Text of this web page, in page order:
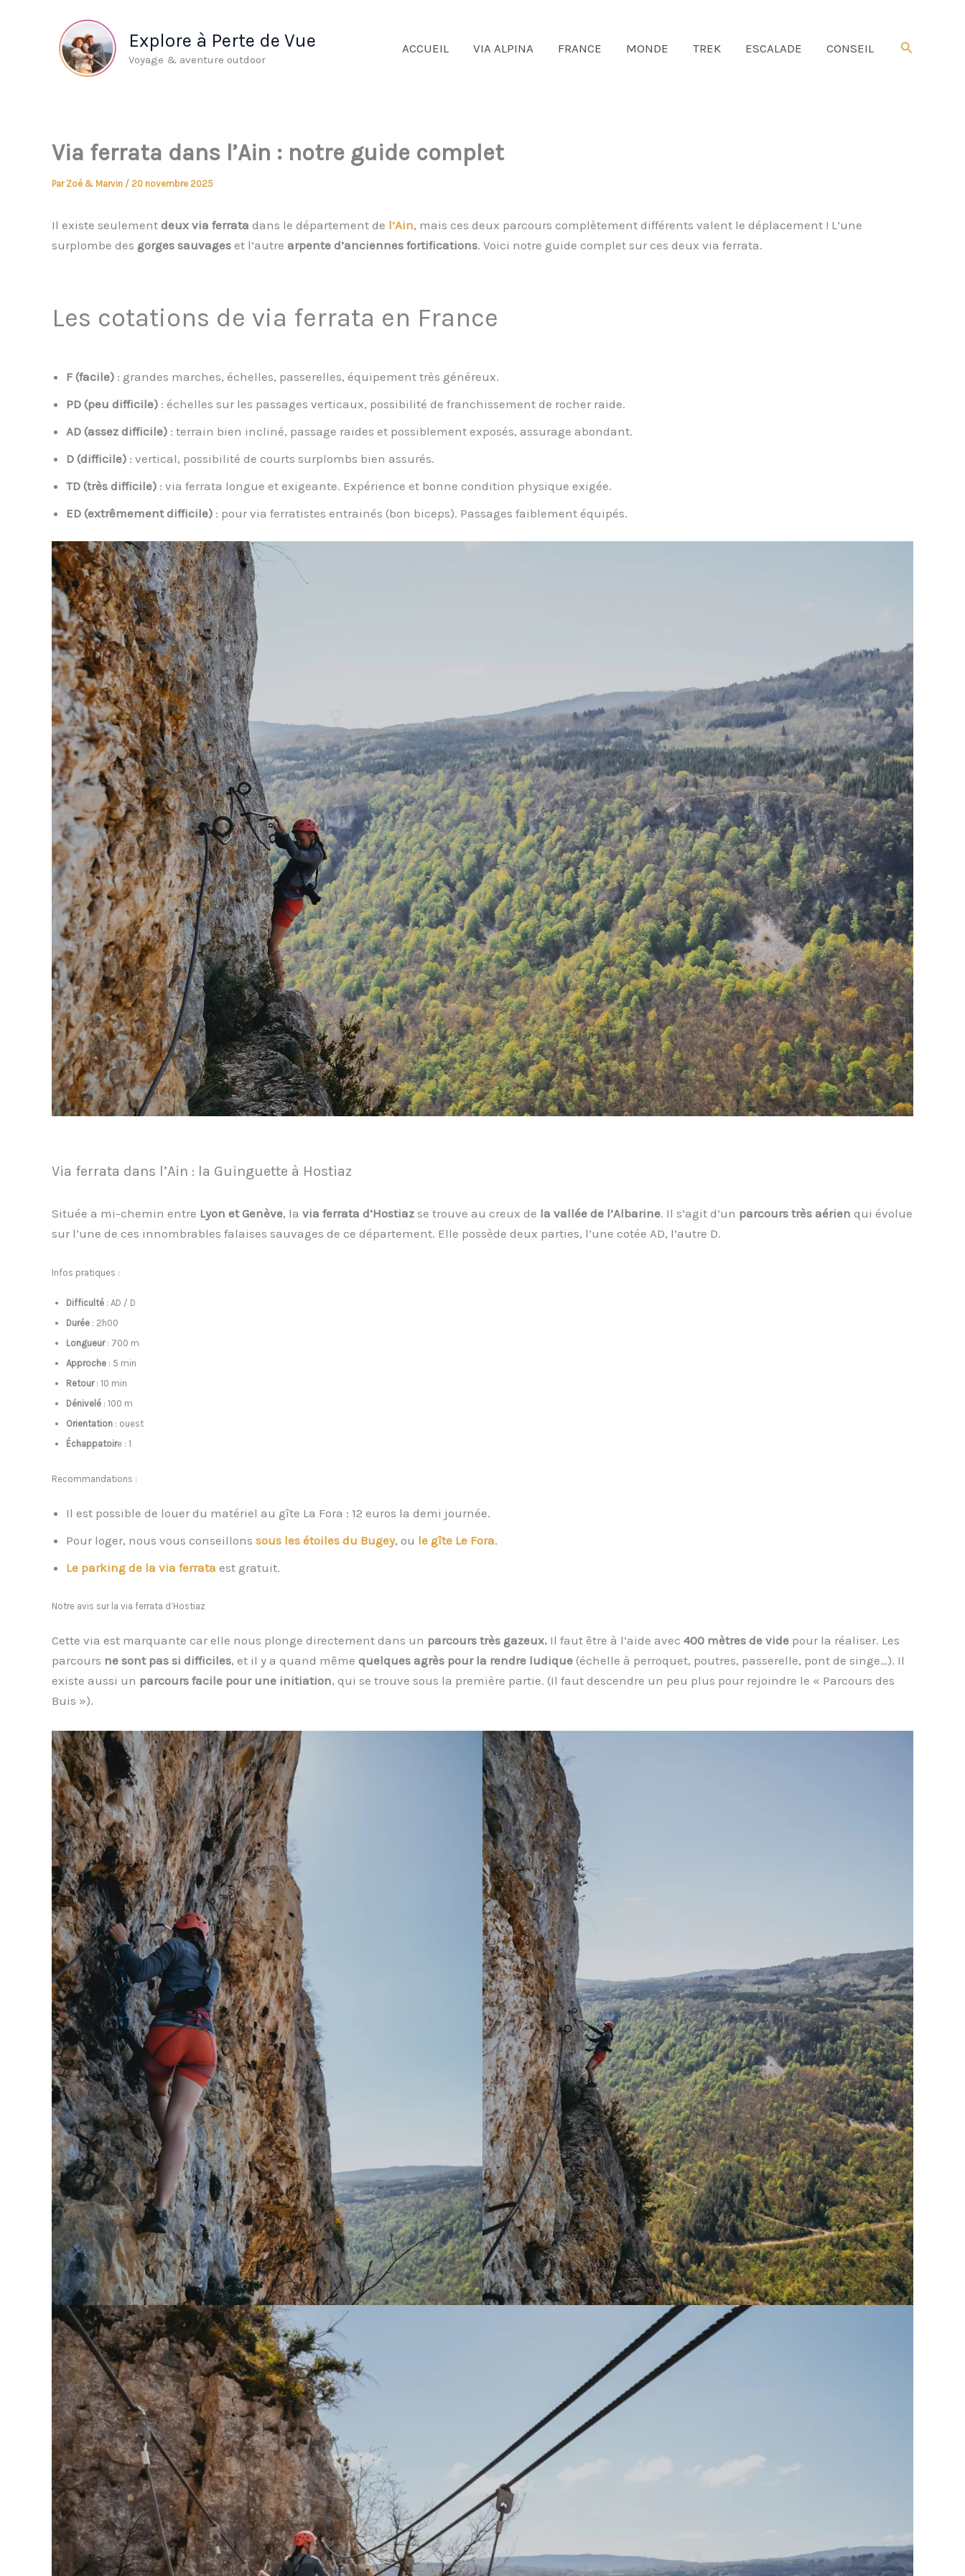
Explore à Perte de Vue
Voyage & aventure outdoor
ACCUEIL VIA ALPINA FRANCE MONDE TREK ESCALADE CONSEIL Rechercher
Via ferrata dans l’Ain : notre guide complet
Par Zoé & Marvin / 20 novembre 2025
Il existe seulement deux via ferrata dans le département de l’Ain, mais ces deux parcours complètement différents valent le déplacement ! L’une
surplombe des gorges sauvages et l’autre arpente d’anciennes fortifications. Voici notre guide complet sur ces deux via ferrata.
Les cotations de via ferrata en France
F (facile) : grandes marches, échelles, passerelles, équipement très généreux.
PD (peu difficile) : échelles sur les passages verticaux, possibilité de franchissement de rocher raide.
AD (assez difficile) : terrain bien incliné, passage raides et possiblement exposés, assurage abondant.
D (difficile) : vertical, possibilité de courts surplombs bien assurés.
TD (très difficile) : via ferrata longue et exigeante. Expérience et bonne condition physique exigée.
ED (extrêmement difficile) : pour via ferratistes entrainés (bon biceps). Passages faiblement équipés.
Via ferrata dans l’Ain : la Guinguette à Hostiaz
Située a mi-chemin entre Lyon et Genève, la via ferrata d’Hostiaz se trouve au creux de la vallée de l’Albarine. Il s’agit d’un parcours très aérien qui évolue
sur l’une de ces innombrables falaises sauvages de ce département. Elle possède deux parties, l’une cotée AD, l’autre D.
Infos pratiques :
Difficulté : AD / D
Durée : 2h00
Longueur: 700 m
Approche : 5 min
Retour : 10 min
Dénivelé : 100 m
Orientation : ouest
Échappatoire : 1
Recommandations :
Il est possible de louer du matériel au gîte La Fora : 12 euros la demi journée.
Pour loger, nous vous conseillons sous les étoiles du Bugey, ou le gîte Le Fora.
Le parking de la via ferrata est gratuit.
Notre avis sur la via ferrata d’Hostiaz
Cette via est marquante car elle nous plonge directement dans un parcours très gazeux. Il faut être à l’aide avec 400 mètres de vide pour la réaliser. Les
parcours ne sont pas si difficiles, et il y a quand même quelques agrès pour la rendre ludique (échelle à perroquet, poutres, passerelle, pont de singe…). Il
existe aussi un parcours facile pour une initiation, qui se trouve sous la première partie. (Il faut descendre un peu plus pour rejoindre le « Parcours des
Buis »).